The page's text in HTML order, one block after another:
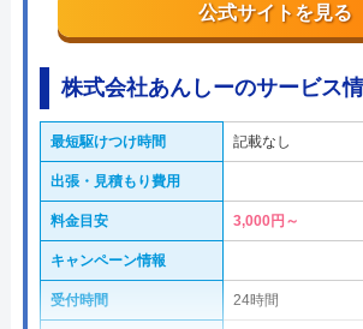
公式サイトを見る
株式会社あんしーのサービス
最短駆けつけ時間 記載なし
出張・見積もり費用
料金目安 3,000円～
キャンペーン情報
受付時間 24時間